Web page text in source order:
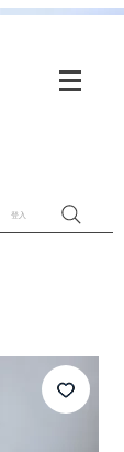
登入